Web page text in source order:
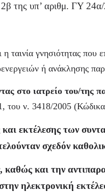
της υπ’ αριθμ. ΓΥ 24α
γνησιότητας που
ή ανάκλησης
στο ιατρείο του/της
ν. 3418/2005
εκτέλεσης των
σχεδόν
και την
ηλεκτρονική